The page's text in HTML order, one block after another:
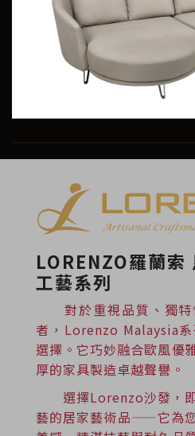
LORENZO羅蘭索
工藝系列
對於重視品質、獨特
者，Lorenzo Malaysia
選擇。它巧妙融合歐風優
厚的家具製造卓越聲譽。
選擇Lorenzo沙發，即
藝的居家藝術品——它為